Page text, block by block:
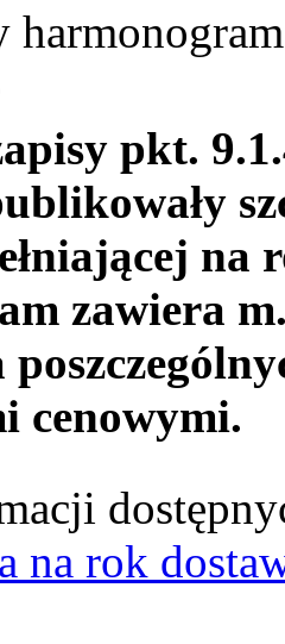
pkt.
na
zawiera
cenowymi.
na rok